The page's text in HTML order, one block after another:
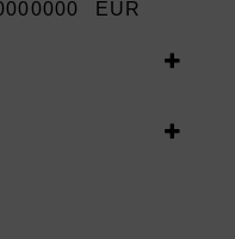
Price
Price
EUR